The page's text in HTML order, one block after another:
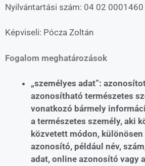
Nyilvántartási szám: 04 02 0001460
Képviseli: Pócza Zoltán
Fogalom meghatározások
„személyes adat”:
azonosítható természetes
vonatkozó bármely
a természetes személy, aki
közvetett módon,
azonosító, például név,
adat, online azonosító vagy